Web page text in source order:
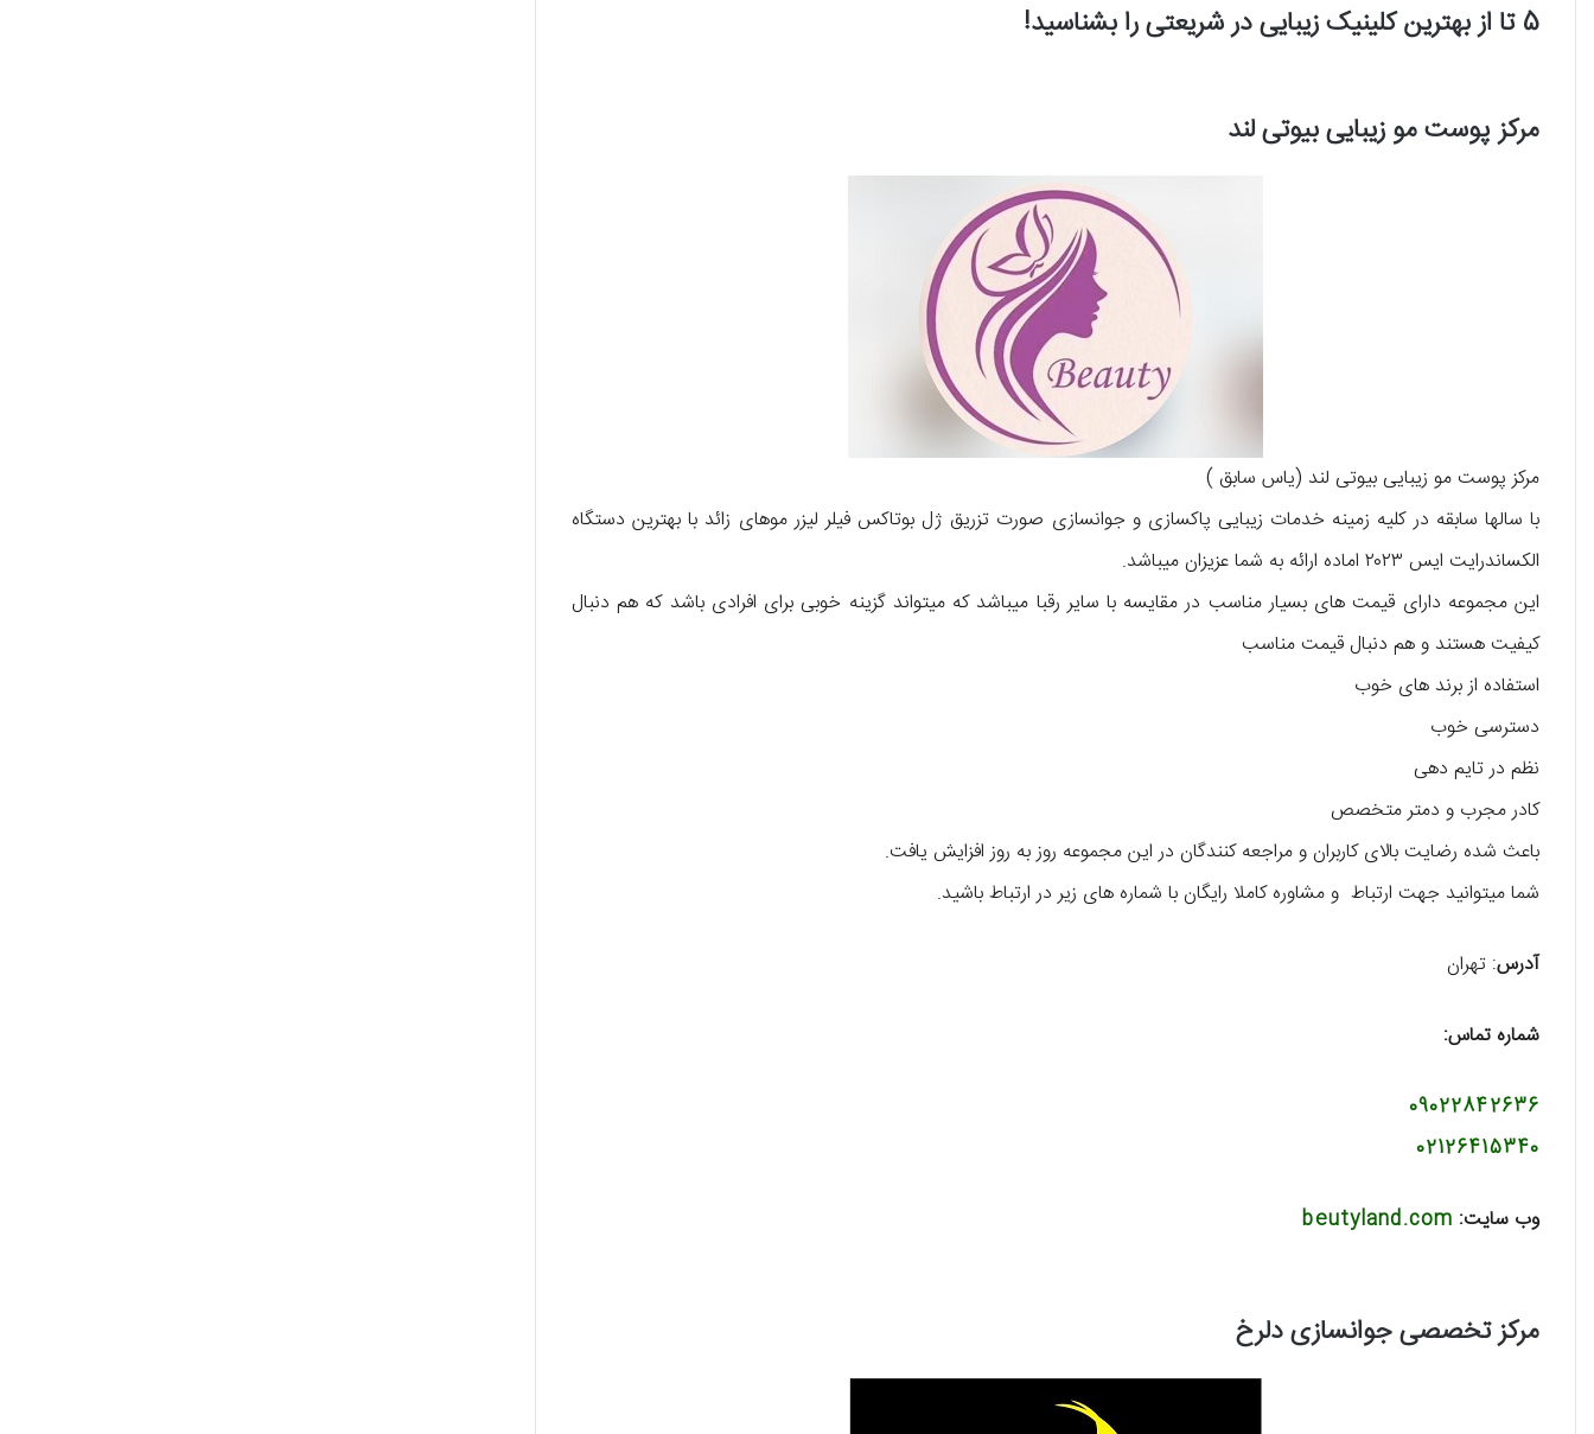
5 تا از بهترین کلینیک زیبایی در شریعتی را بشناسید!
مرکز پوست مو زیبایی بیوتی لند
مرکز پوست مو زیبایی بیوتی لند (یاس سابق )
با سالها سابقه در کلیه زمینه خدمات زیبایی پاکسازی و جوانسازی صورت تزریق ژل بوتاکس فیلر لیزر موهای زائد با بهترین دستگاه
الکساندرایت ایس ۲۰۲۳ اماده ارائه به شما عزیزان میباشد.
این مجموعه دارای قیمت های بسیار مناسب در مقایسه با سایر رقبا میباشد که میتواند گزینه خوبی برای افرادی باشد که هم دنبال
کیفیت هستند و هم دنبال قیمت مناسب
استفاده از برند های خوب
دسترسی خوب
نظم در تایم دهی
کادر مجرب و دمتر متخصص
باعث شده رضایت بالای کاربران و مراجعه کنندگان در این مجموعه روز به روز افزایش یافت.
شما میتوانید جهت ارتباط و مشاوره کاملا رایگان با شماره های زیر در ارتباط باشید.
آدرس: تهران
شماره تماس:
09022842636
02126415340
وب سایت: beutyland.com
مرکز تخصصی جوانسازی دلرخ